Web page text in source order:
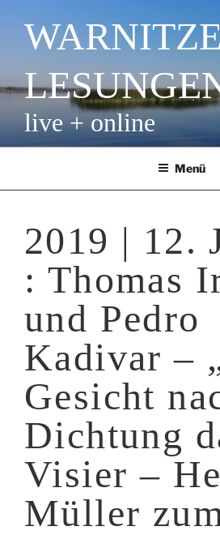
Inhalt
springen
live + online
Menü
2019 | 12.
: Thomas
und Pedro
Kadivar –
Gesicht
Dichtung
Visier –
Müller